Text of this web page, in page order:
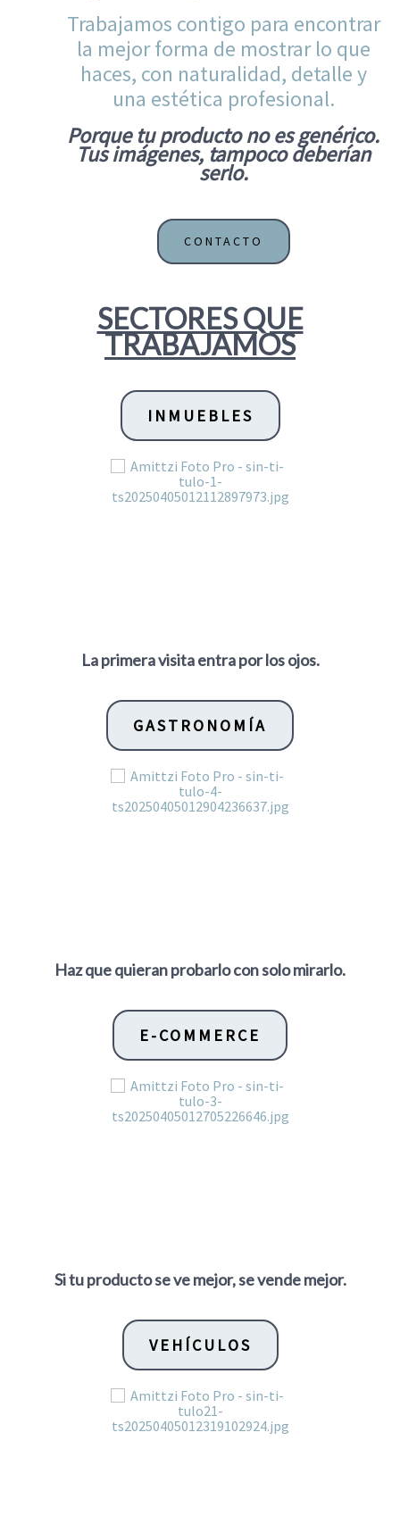
Trabajamos contigo para encontrar
la mejor forma de mostrar lo que
haces, con naturalidad, detalle y
una estética profesional.
Porque tu producto no es genérico.
Tus imágenes, tampoco deberían
serlo.
CONTACTO
SECTORES QUE
TRABAJAMOS
INMUEBLES
La primera visita entra por los ojos.
GASTRONOMÍA
Haz que quieran probarlo con solo mirarlo.
E-COMMERCE
Si tu producto se ve mejor, se vende mejor.
VEHÍCULOS